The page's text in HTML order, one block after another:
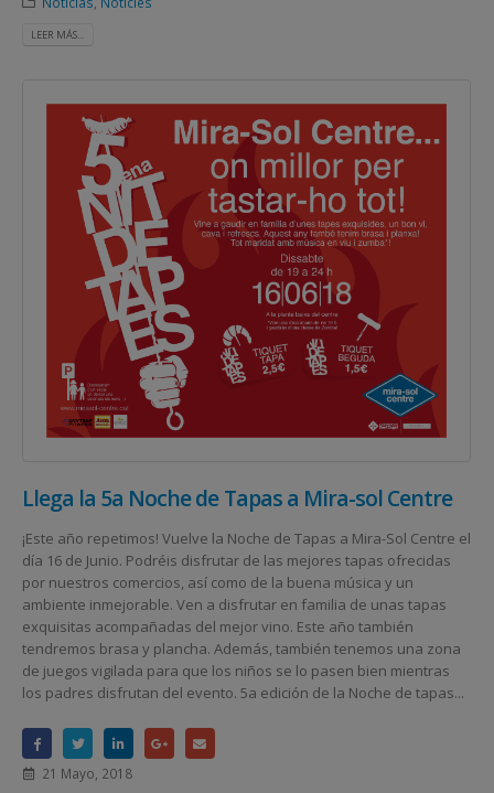
LEER MÁS...
Llega la 5a Noche de Tapas a Mira-sol Centre
¡Este año repetimos! Vuelve la Noche de Tapas a Mira-Sol Centre el
día 16 de Junio. Podréis disfrutar de las mejores tapas ofrecidas
por nuestros comercios, así como de la buena música y un
ambiente inmejorable. Ven a disfrutar en familia de unas tapas
exquisitas acompañadas del mejor vino. Este año también
tendremos brasa y plancha. Además, también tenemos una zona
de juegos vigilada para que los niños se lo pasen bien mientras
los padres disfrutan del evento. 5a edición de la Noche de tapas...
21 Mayo, 2018